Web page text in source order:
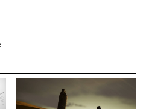
créer des textes, des images et